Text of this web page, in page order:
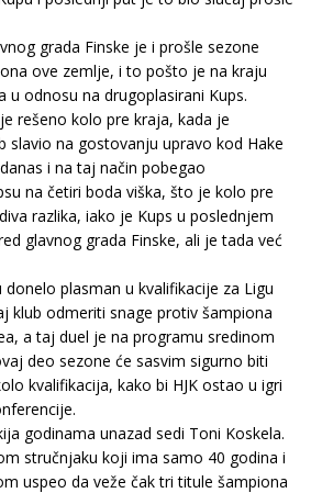
grada Finske je i prošle sezone
ove zemlje, i to pošto je na kraju
u odnosu na drugoplasirani Kups.
rešeno kolo pre kraja, kada je
slavio na gostovanju upravo kod Hake
i na taj način pobegao
na četiri boda viška, što je kolo pre
razlika, iako je Kups u poslednjem
glavnog grada Finske, ali je tada već
plasman u kvalifikacije za Ligu
klub odmeriti snage protiv šampiona
a taj duel je na programu sredinom
deo sezone će sasvim sigurno biti
kvalifikacija, kako bi HJK ostao u igri
godinama unazad sedi Toni Koskela.
stručnjaku koji ima samo 40 godina i
uspeo da veže čak tri titule šampiona